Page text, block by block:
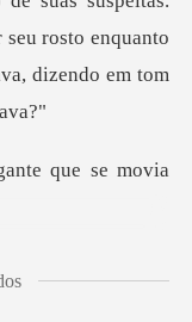
rosto enquanto
que se movia